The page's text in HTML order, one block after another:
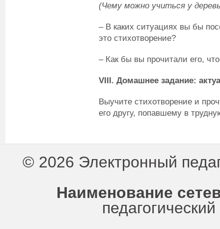
(Чему можно учиться у
– В каких ситуациях вы бы
это стихотворение?
– Как бы вы прочитали его,
VIII. Домашнее задание:
Выучите стихотворение и
его другу, попавшему в
© 2026 Электронный
Наименование